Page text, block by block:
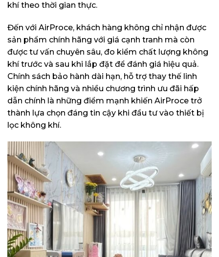
khí theo thời gian thực.
Đến với AirProce, khách hàng không chỉ nhận được
sản phẩm chính hãng với giá cạnh tranh mà còn
được tư vấn chuyên sâu, đo kiểm chất lượng không
khí trước và sau khi lắp đặt để đánh giá hiệu quả.
Chính sách bảo hành dài hạn, hỗ trợ thay thế linh
kiện chính hãng và nhiều chương trình ưu đãi hấp
dẫn chính là những điểm mạnh khiến AirProce trở
thành lựa chọn đáng tin cậy khi đầu tư vào thiết bị
lọc không khí.